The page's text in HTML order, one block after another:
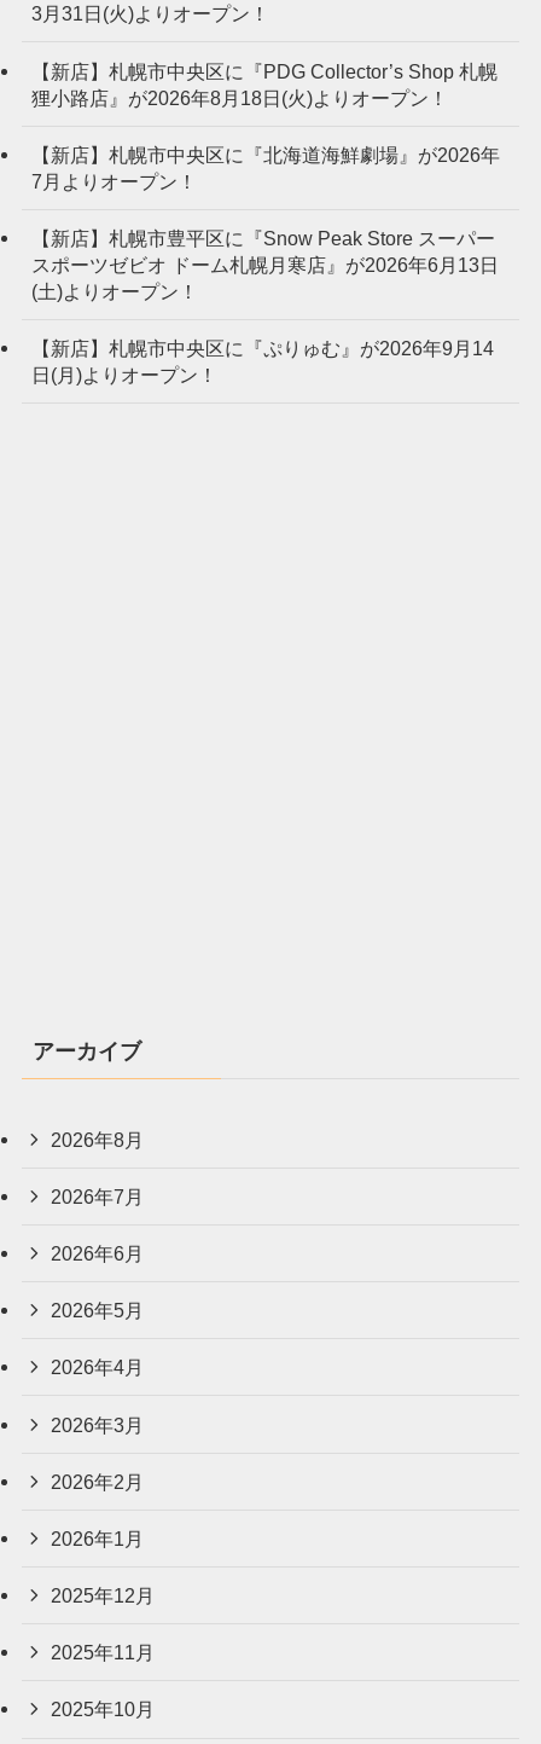
3月31日(火)よりオープン！
【新店】札幌市中央区に『PDG Collector’s Shop 札幌
狸小路店』が2026年8月18日(火)よりオープン！
【新店】札幌市中央区に『北海道海鮮劇場』が2026年
7月よりオープン！
【新店】札幌市豊平区に『Snow Peak Store スーパー
スポーツゼビオ ドーム札幌月寒店』が2026年6月13日
(土)よりオープン！
【新店】札幌市中央区に『ぷりゅむ』が2026年9月14
日(月)よりオープン！
アーカイブ
2026年8月
2026年7月
2026年6月
2026年5月
2026年4月
2026年3月
2026年2月
2026年1月
2025年12月
2025年11月
2025年10月